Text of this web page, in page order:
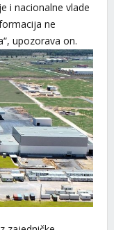
i nacionalne vlade
ne
upozorava on.